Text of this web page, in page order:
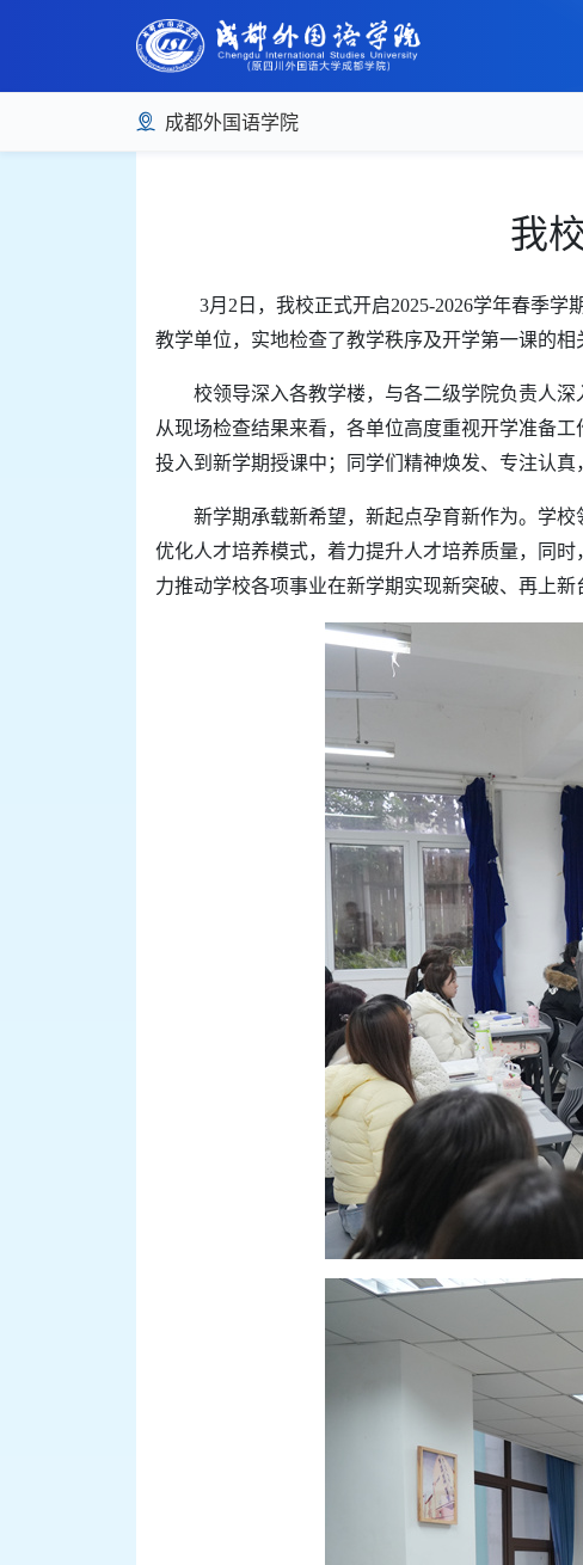
成都外国语学院
我
3月2日，我校正式开启2025-2026学年春季
教学单位，实地检查了教学秩序及开学第一课的相
校领导深入各教学楼，与各二级学院负责人
从现场检查结果来看，各单位高度重视开学准备
投入到新学期授课中；同学们精神焕发、专注认
新学期承载新希望，新起点孕育新作为。学
优化人才培养模式，着力提升人才培养质量，同
力推动学校各项事业在新学期实现新突破、再上新